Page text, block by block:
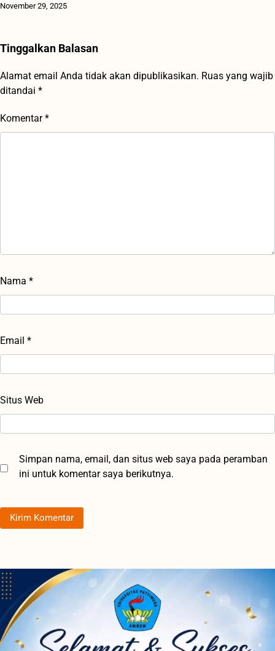
November 29, 2025
Tinggalkan Balasan
Alamat email Anda tidak akan dipublikasikan. Ruas yang wajib
ditandai *
Komentar*
Nama *
Email *
Situs Web
Simpan nama, email, dan situs web saya pada peramban
ini untuk komentar saya berikutnya.